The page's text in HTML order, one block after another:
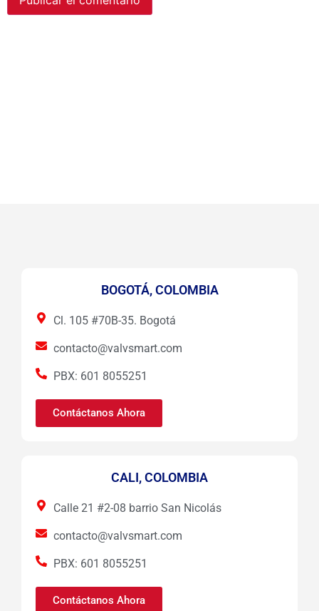
BOGOTÁ, COLOMBIA
Cl. 105 #70B-35. Bogotá
contacto@valvsmart.com
PBX: 601 8055251
Contáctanos Ahora
CALI, COLOMBIA
Calle 21 #2-08 barrio San Nicolás
contacto@valvsmart.com
PBX: 601 8055251
Contáctanos Ahora